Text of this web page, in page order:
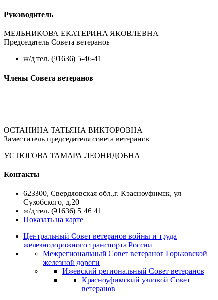
Руководитель
МЕЛЬНИКОВА ЕКАТЕРИНА ЯКОВЛЕВНА
Председатель Совета ветеранов
ж/д тел. (91636) 5-46-41
Члены Совета ветеранов
ОСТАНИНА ТАТЬЯНА ВИКТОРОВНА
Заместитель председателя совета ветеранов
УСТЮГОВА ТАМАРА ЛЕОНИДОВНА
Контакты
623300, Свердловская обл.,г. Красноуфимск, ул.
Сухобского, д.20
ж/д тел. (91636) 5-46-41
Показать на карте
Центральный Совет ветеранов войны и труда
железнодорожного транспорта России
Межрегиональный Совет ветеранов Горьковской
железной дороги
Ижевский региональный Совет ветеранов
Красноуфимский узловой Совет
ветеранов